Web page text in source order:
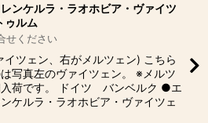
ンケルラ・ラオホビア・ヴァイツ
ゥルム
せください
イツェン、右がメルツェン) こちら
写真左のヴァイツェン。 ※メルツ
入荷です。 ドイツ バンベルク ●エ
ケルラ・ラオホビア・ヴァイツェ